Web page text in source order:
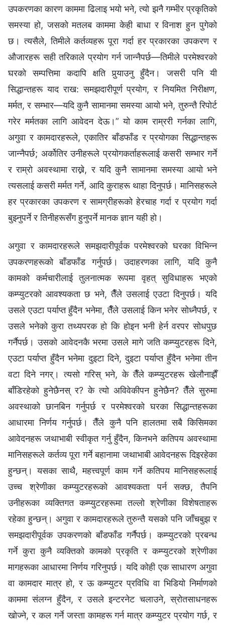
उपकरणका कारण काममा ढिलाइ भयो भने, त्यो झनै गम्भीर प्रकृतिको
समस्या हो, जसको मतलब काममा केही बाधा र विनाश हुन पुगेको
छ। त्यसैले, तिमीले कर्तव्यहरू पूरा गर्दा हर प्रकारका उपकरण र
औजारहरू सही तरिकाले प्रयोग गर्न जान्‍नैपर्छ—तिमीले परमेश्‍वरको
घरको सम्पत्तिमा कदापि क्षति पुर्‍याउनु हुँदैन। जसरी पनि यी
सिद्धान्तहरू याद राख: समझदारीपूर्ण प्रयोग, र नियमित निरीक्षण,
मर्मत, र सम्भार—यदि कुनै सामानमा समस्या आयो भने, तुरुन्तै रिपोर्ट
गरेर मर्मतका लागि आवेदन देऊ।” यो काम राम्ररी गर्नका लागि,
अगुवा र कामदारहरूले, एकातिर बाँडफाँड र प्रयोगका सिद्धान्तहरू
जान्‍नैपर्छ; अर्कोतिर उनीहरूले प्रयोगकर्ताहरूलाई कसरी सम्भार गर्ने
र राम्रो अवस्थामा राख्ने, र यदि कुनै सामानमा समस्या आयो भने
त्यसलाई कसरी मर्मत गर्ने, आदि कुराहरू थाहा दिनुपर्छ। मानिसहरूले
हर प्रकारका उपकरण र सामग्रीहरूको हेरचाह गर्दा र प्रयोग गर्दा
बुझ्नुपर्ने र तिनीहरूसँग हुनुपर्ने मानक ज्ञान यही हो।
अगुवा र कामदारहरूले समझदारीपूर्वक परमेश्‍वरको घरका विभिन्‍न
उपकरणहरूको बाँडफाँड गर्नुपर्छ। उदाहरणका लागि, यदि कुनै
कामको कर्मचारीलाई तुलनात्मक रूपमा वृहत् सुविधाहरू भएको
कम्प्युटरको आवश्यकता छ भने, तैँले उसलाई एउटा दिनुपर्छ। यदि
उसले एउटा पर्याप्त हुँदैन भनेमा, तैँले उसलाई किन भनेर सोध्नैपर्छ, र
उसले भनेको कुरा तथ्यपरक हो कि होइन भनी हेर्न वरपर सोधपुछ
गर्नैपर्छ। उसको आवेदनकै भरमा उसले मागे जति कम्प्युटरहरू दिने,
एउटा पर्याप्त हुँदैन भनेमा दुइटा दिने, दुइटा पर्याप्त हुँदैन भनेमा तीन
वटा दिने नगर्। त्यसो गरिस् भने, के तैँले कम्प्युटरहरू खेलौनाझैँ
बाँडिरहेको हुनेछैनस् र? के त्यो अविवेकीपन हुनेछैन? तैँले सुरुमा
अवस्थाको छानबिन गर्नुपर्छ र परमेश्‍वरको घरका सिद्धान्तहरूका
आधारमा निर्णय गर्नुपर्छ। तैँले कुनै पनि हालतमा सबै किसिमका
आवेदनहरू जथाभाबी स्वीकृत गर्नु हुँदैन, किनभने कतिपय अवस्थामा
मानिसहरूले कर्तव्य पूरा गर्ने बहानामा जथाभाबी आवेदनहरू दिइरहेका
हुन्छन्। यसका साथै, महत्त्वपूर्ण काम गर्ने कतिपय मानिसहरूलाई
उच्च श्रेणीका कम्प्युटरहरूको आवश्यकता पर्न सक्छ, तैपनि
उनीहरूका व्यक्तिगत कम्प्युटरहरूमा तल्लो श्रेणीका विशेषताहरू
रहेका हुन्छन्। अगुवा र कामदारहरूले तुरुन्तै यसको पनि जाँचबुझ र
समझदारीपूर्वक उपकरणको बाँडफाँड गर्नैपर्छ। कम्प्युटरको प्रबन्ध
गर्ने कुरा कुनै व्यक्तिको कामको प्रकृति र कम्प्युटरको श्रेणीका
मागहरूका आधारमा निर्णय गरिनुपर्छ। यदि कोही एक साधारण अगुवा
वा कामदार मात्र हो, र ऊ कम्प्युटर प्रविधि वा भिडियो निर्माणको
काममा संलग्न हुँदैन, र उसले इन्टरनेट चलाउने, स्रोतसाधनहरू
खोज्ने, र कल गर्ने जस्ता कामहरू गर्न मात्र कम्प्युटर प्रयोग गर्छ, र